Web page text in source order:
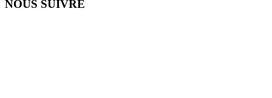
NOUS SUIVRE